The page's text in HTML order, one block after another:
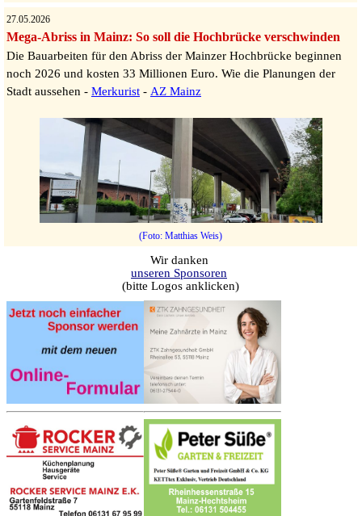
27.05.2026
Mega-Abriss in Mainz: So soll die Hochbrücke verschwinden
Die Bauarbeiten für den Abriss der Mainzer Hochbrücke beginnen
noch 2026 und kosten 33 Millionen Euro. Wie die Planungen der
Stadt aussehen - Merkurist - AZ Mainz
(Foto: Matthias Weis)
Wir danken
unseren Sponsoren
(bitte Logos anklicken)